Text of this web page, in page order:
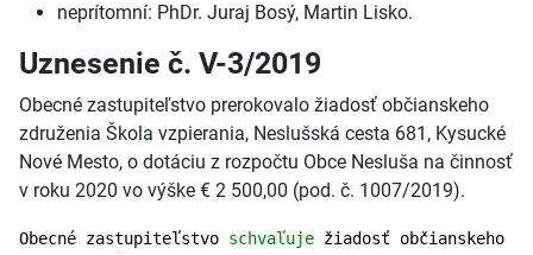
neprítomní: PhDr. Juraj Bosý, Martin Lisko.
Uznesenie č. V-3/2019
Obecné zastupiteľstvo prerokovalo žiadosť občianskeho
združenia Škola vzpierania, Neslušská cesta 681, Kysucké
Nové Mesto, o dotáciu z rozpočtu Obce Nesluša na činnosť
v roku 2020 vo výške € 2 500,00 (pod. č. 1007/2019).
Obecné zastupiteľstvo schvaľuje žiadosť občianskeho